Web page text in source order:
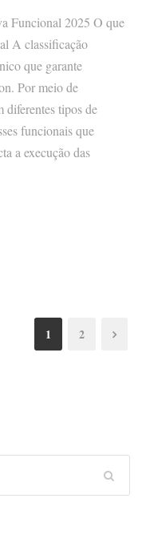
Funcional 2025 O que
A classificação
que garante
Por meio de
diferentes tipos de
funcionais que
a execução das
1 2